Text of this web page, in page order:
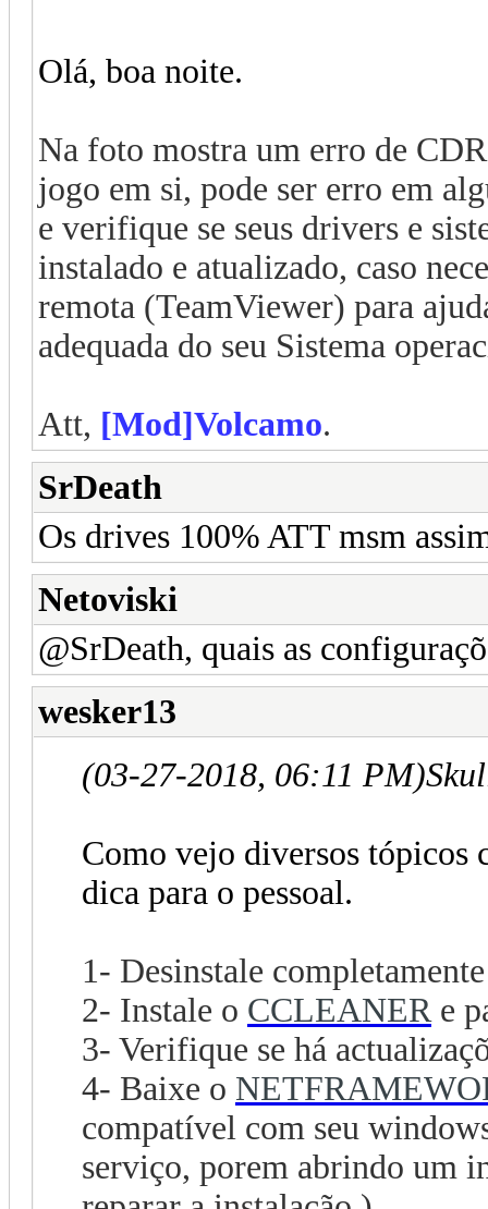
Olá, boa noite.
Na foto mostra um erro de
jogo em si, pode ser erro em
e verifique se seus drivers e
instalado e atualizado, caso
remota (TeamViewer) para
adequada do seu Sistema
Att, [Mod]Volcamo.
SrDeath
Os drives 100% ATT msm
Netoviski
@SrDeath, quais as
wesker13
(03-27-2018, 06:11 PM)
Como vejo diversos tópicos
dica para o pessoal.
1- Desinstale
2- Instale o CCLEANER e
3- Verifique se há
4- Baixe o
compatível com seu
serviço, porem abrindo um